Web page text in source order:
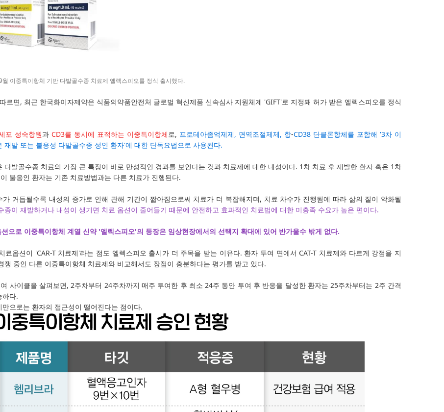
월 이중특이항체 기반 다발골수종 치료제 엘렉스피오를 정식 출시했다.
르면, 최근 한국화이자제약은 식품의약품안전처 글로벌 혁신제품 신속심사 지원체계 'GIFT'로 지정돼 허가 받은 엘렉스피오를 정식
포 성숙항원과 CD3를 동시에 표적하는 이중특이항체로, 프로테아좀억제제, 면역조절제제, 항-CD38 단클론항체를 포함해 '3차 이
재발 또는 불응성 다발골수종 성인 환자'에 대한 단독요법으로 사용된다.
다발골수종 치료의 가장 큰 특징이 바로 만성적인 경과를 보인다는 것과 치료제에 대한 내성이다. 1차 치료 후 재발한 환자 혹은 1차
불응인 환자는 기존 치료방법과는 다른 치료가 진행된다.
가 거듭될수록 내성의 증가로 인해 관해 기간이 짧아짐으로써 치료가 더 복잡해지며, 치료 차수가 진행됨에 따라 삶의 질이 악화될
종이 재발하거나 내성이 생기면 치료 옵션이 줄어들기 때문에 안전하고 효과적인 치료법에 대한 미충족 수요가 높은 편이다.
으로 이중특이항체 계열 신약 '엘렉스피오'의 등장은 임상현장에서의 선택지 확대에 있어 반가울수 밖게 없다.
료옵션이 'CAR-T 치료제'라는 점도 엘렉스피오 출시가 더 주목을 받는 이유다. 환자 투여 면에서 CAT-T 치료제와 다르게 강점을 지
쟁 중인 다른 이중특이항체 치료제와 비교해서도 장점이 충분하다는 평가를 받고 있다.
사이클을 살펴보면, 2주차부터 24주차까지 매주 투여한 후 최소 24주 동안 투여 후 반응을 달성한 환자는 25주차부터는 2주 간격
하다.
만으로는 환자의 접근성이 떨어진다는 점이다.